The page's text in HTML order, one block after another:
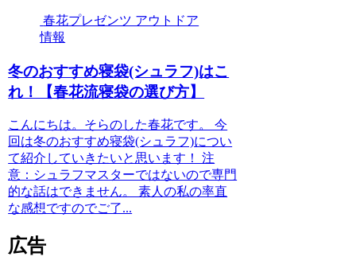
春花プレゼンツ アウトドア
情報
冬のおすすめ寝袋(シュラフ)はこ
れ！【春花流寝袋の選び方】
こんにちは。そらのした春花です。 今
回は冬のおすすめ寝袋(シュラフ)につい
て紹介していきたいと思います！ 注
意：シュラフマスターではないので専門
的な話はできません。 素人の私の率直
な感想ですのでご了...
広告